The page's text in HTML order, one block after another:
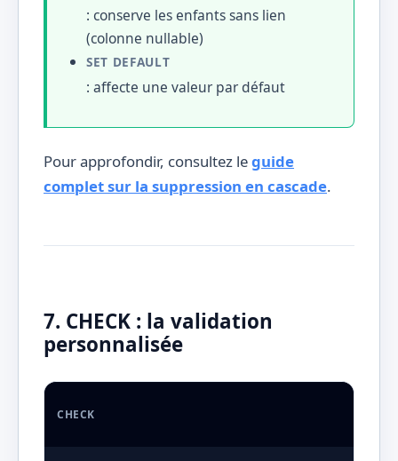
: conserve les enfants sans lien
(colonne nullable)
SET DEFAULT
: affecte une valeur par défaut
Pour approfondir, consultez leguide
complet sur la suppression en cascade.
7. CHECK : la validation
personnalisée
CHECK